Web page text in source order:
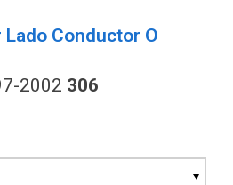
Conductor O
2002 306